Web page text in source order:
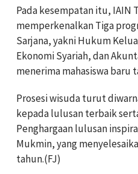
Pada kesempatan itu, IAIN
memperkenalkan Tiga
Sarjana, yakni Hukum
Ekonomi Syariah, dan
menerima mahasiswa baru
Prosesi wisuda turut
kepada lulusan terbaik
Penghargaan lulusan
Mukmin, yang
tahun.(FJ)